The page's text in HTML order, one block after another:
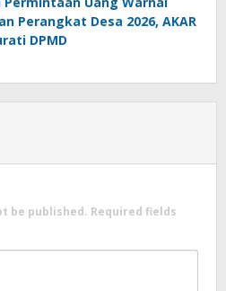
Perangkat Desa 2026, AKAR
DPMD
be published. Required fields